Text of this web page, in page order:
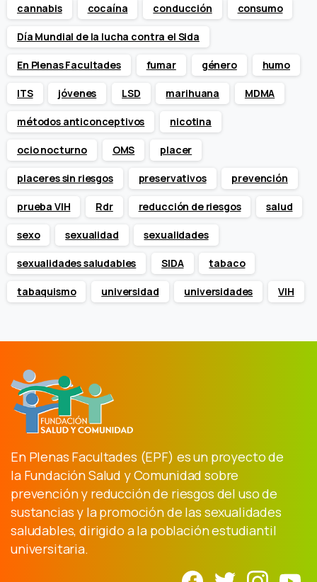
cannabis cocaína conducción consumo
Día Mundial de la lucha contra el Sida
En Plenas Facultades fumar género humo
ITS jóvenes LSD marihuana MDMA
métodos anticonceptivos nicotina
ocio nocturno OMS placer
placeres sin riesgos preservativos prevención
prueba VIH Rdr reducción de riesgos salud
sexo sexualidad sexualidades
sexualidades saludables SIDA tabaco
tabaquismo universidad universidades VIH
En Plenas Facultades (EPF) es un proyecto de
la Fundación Salud y Comunidad sobre
prevención y reducción de riesgos del uso de
sustancias y la promoción de las sexualidades
saludables, dirigido a la población estudiantil
universitaria.